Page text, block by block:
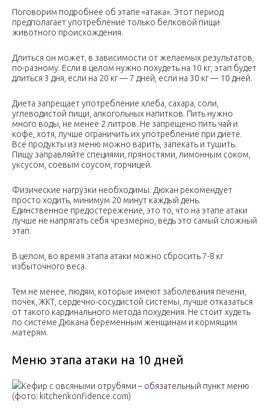
Поговорим подробнее об этапе «атака». Этот период
предполагает употребление только белковой пищи
животного происхождения.
Длиться он может, в зависимости от желаемых результатов,
по-разному. Если в целом нужно похудеть на 10 кг, этап будет
длиться 3 дня, если на 20 кг — 7 дней, если на 30 кг — 10 дней.
Диета запрещает употребление хлеба, сахара, соли,
углеводистой пищи, алкогольных напитков. Пить нужно
много воды, не менее 2 литров. Не запрещено пить чай и
кофе, хотя, лучше ограничить их употребление при диете.
Все продукты из меню можно варить, запекать и тушить.
Пищу заправляйте специями, пряностями, лимонным соком,
уксусом, соевым соусом, горчицей.
Физические нагрузки необходимы. Дюкан рекомендует
просто ходить, минимум 20 минут каждый день.
Единственное предостережение, это то, что на этапе атаки
лучше не напрягать себя чрезмерно, ведь это самый сложный
этап.
В целом, во время этапа атаки можно сбросить 7-8 кг
избыточного веса.
Тем не менее, людям, которые имеют заболевания печени,
почек, ЖКТ, сердечно-сосудистой системы, лучше отказаться
от такого кардинального метода похудения. Не стоит худеть
по системе Дюкана беременным женщинам и кормящим
матерям.
Меню этапа атаки на 10 дней
Кефир с овсяными отрубями – обязательный пункт меню
(фото: kitchenkonfidence.com)